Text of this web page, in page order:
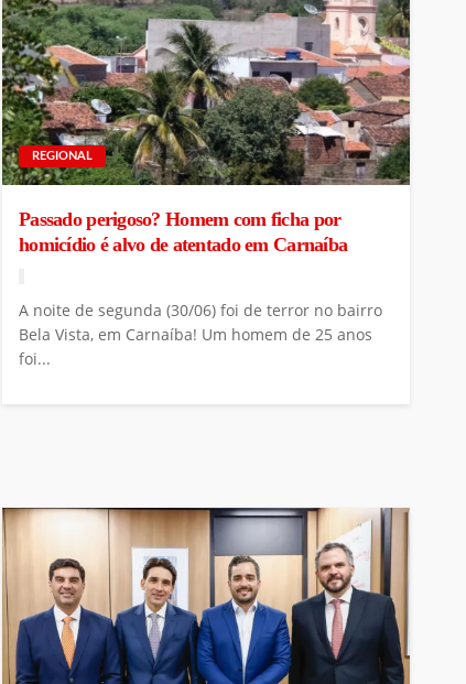
REGIONAL
Passado perigoso? Homem com ficha por
homicídio é alvo de atentado em Carnaíba
A noite de segunda (30/06) foi de terror no bairro
Bela Vista, em Carnaíba! Um homem de 25 anos
foi...